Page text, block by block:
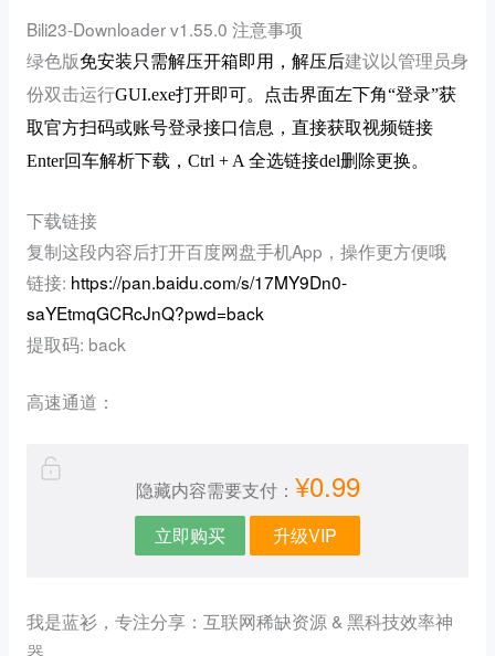
Bili23-Downloader v1.55.0 注意事项
绿色版免安装只需解压开箱即用，解压后建议以管理员身
份双击运行GUI.exe打开即可。点击界面左下角“登录”获
取官方扫码或账号登录接口信息，直接获取视频链接
Enter回车解析下载 ，Ctrl + A 全选链接del删除更换。
下载链接
复制这段内容后打开百度网盘手机App，操作更方便哦
链接: https://pan.baidu.com/s/17MY9Dn0-
saYEtmqGCRcJnQ?pwd=back
提取码: back
高速通道：
隐藏内容需要支付： ¥0.99
立即购买 升级VIP
我是蓝衫，专注分享：互联网稀缺资源 & 黑科技效率神